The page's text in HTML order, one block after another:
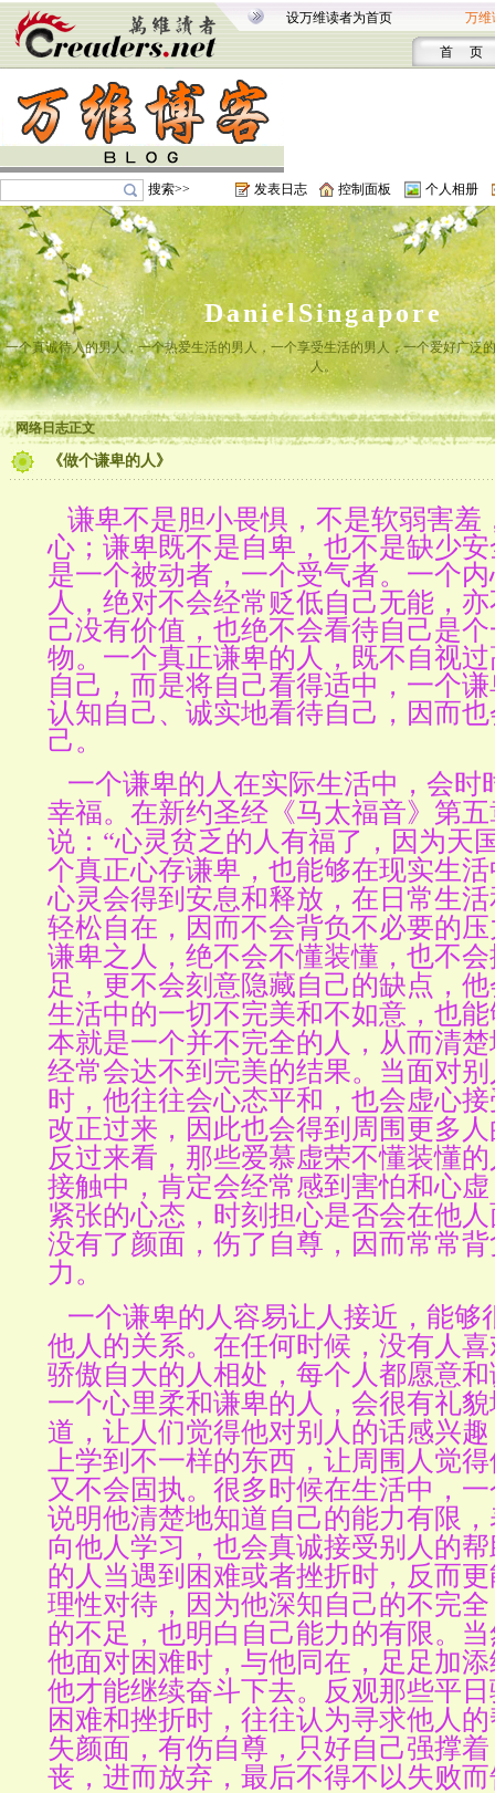
设万维读者为首页 万维
首 页
搜索>> 发表日志 控制面板 个人相册
DanielSingapore
一个真诚待人的男人，一个热爱生活的男人，一个享受生活的男人，一个爱好广泛
人。
网络日志正文
《做个谦卑的人》
谦卑不是胆小畏惧，不是软弱害羞
心；谦卑既不是自卑，也不是缺少
是一个被动者，一个受气者。一个
人，绝对不会经常贬低自己无能，
己没有价值，也绝不会看待自己是
物。一个真正谦卑的人，既不自视
自己，而是将自己看得适中，一个
认知自己、诚实地看待自己，因而
己。
一个谦卑的人在实际生活中，会时
幸福。在新约圣经《马太福音》第
说：“心灵贫乏的人有福了，因为天
个真正心存谦卑，也能够在现实生
心灵会得到安息和释放，在日常生
轻松自在，因而不会背负不必要的
谦卑之人，绝不会不懂装懂，也不
足，更不会刻意隐藏自己的缺点，
生活中的一切不完美和不如意，也
本就是一个并不完全的人，从而清
经常会达不到完美的结果。当面对
时，他往往会心态平和，也会虚心
改正过来，因此也会得到周围更多
反过来看，那些爱慕虚荣不懂装懂
接触中，肯定会经常感到害怕和心
紧张的心态，时刻担心是否会在他
没有了颜面，伤了自尊，因而常常
力。
一个谦卑的人容易让人接近，能够
他人的关系。在任何时候，没有人
骄傲自大的人相处，每个人都愿意
一个心里柔和谦卑的人，会很有礼
道，让人们觉得他对别人的话感兴
上学到不一样的东西，让周围人觉
又不会固执。很多时候在生活中，
说明他清楚地知道自己的能力有限
向他人学习，也会真诚接受别人的
的人当遇到困难或者挫折时，反而
理性对待，因为他深知自己的不完
的不足，也明白自己能力的有限。
他面对困难时，与他同在，足足加
他才能继续奋斗下去。反观那些平
困难和挫折时，往往认为寻求他人
失颜面，有伤自尊，只好自己强撑
丧，进而放弃，最后不得不以失败